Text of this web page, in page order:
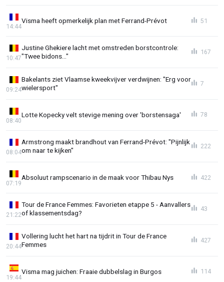
Visma heeft opmerkelijk plan met Ferrand-Prévot
14:44
51
Justine Ghekiere lacht met omstreden borstcontrole:
"Twee bidons..."
10:47
167
Bakelants ziet Vlaamse kweekvijver verdwijnen: "Erg voor
wielersport"
09:24
7
Lotte Kopecky velt stevige mening over 'borstensaga'
08:40
78
Armstrong maakt brandhout van Ferrand-Prévot: "Pijnlijk
om naar te kijken"
08:04
222
Absoluut rampscenario in de maak voor Thibau Nys
07:19
422
Tour de France Femmes: Favorieten etappe 5 - Aanvallers
of klassementsdag?
21:22
43
Vollering lucht het hart na tijdrit in Tour de France
Femmes
20:44
427
Visma mag juichen: Fraaie dubbelslag in Burgos
19:44
114